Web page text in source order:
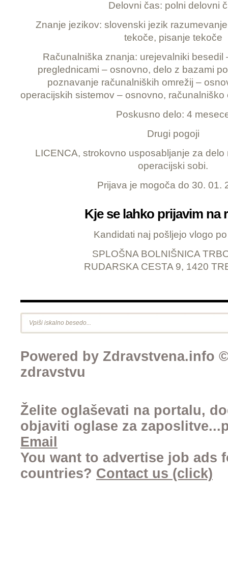
Delovni čas: polni delovni
Znanje jezikov: slovenski jezik
tekoče, pisanje tekoče
Računalniška znanja: urejevalniki besedil
preglednicami – osnovno, delo z bazami
poznavanje računalniških omrežij –
operacijskih sistemov – osnovno,
Poskusno delo: 4
Drugi pogoji
LICENCA, strokovno usposabljanje za
operacijski sobi.
Prijava je mogoča do 30. 01.
Kje se lahko prijavim na
Kandidati naj pošljejo vlogo
SPLOŠNA BOLNIŠNICA
RUDARSKA CESTA 9, 1420
Powered by Zdravstvena.info
zdravstvu
Želite oglaševati na portalu,
objaviti oglase za
Email
You want to advertise job ads
countries? Contact us (click)